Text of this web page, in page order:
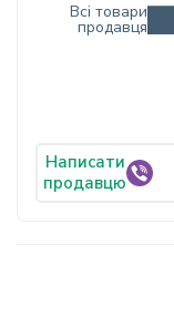
Написати
продавцю
Всі товари
продавця